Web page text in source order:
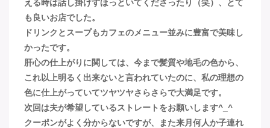
える時は話し掛けずほっといてくださったり（笑）、とて
も良いお店でした。
ドリンクとスープもカフェのメニュー並みに豊富で美味し
かったです。
肝心の仕上がりに関しては、今まで髪質や地毛の色から、
これ以上明るく出来ないと言われていたのに、私の理想の
色に仕上がっていてツヤツヤさらさらで大満足です。
次回は夫が希望しているストレートをお願いします^_^
クーポンがよく分からないですが、また来月何人か子連れ